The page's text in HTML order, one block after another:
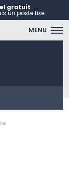
gratuit
un poste fixe
MENU